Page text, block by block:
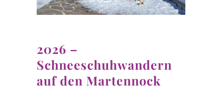
2026 –
Schneeschuhwandern
auf den Martennock